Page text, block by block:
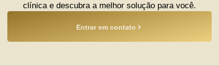
clínica e descubra a melhor solução para você.
Entrar em contato